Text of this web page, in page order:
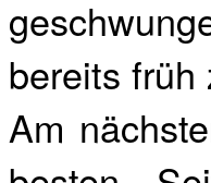
bereits
Am